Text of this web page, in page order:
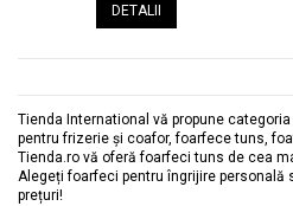
DETALII
Tienda International vă propune
pentru frizerie și coafor, foarfece tuns,
Tienda.ro vă oferă foarfeci tuns de cea
Alegeți foarfeci pentru îngrijire personală
prețuri!